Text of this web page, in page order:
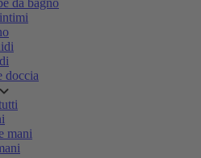
da bagno
doccia
mani